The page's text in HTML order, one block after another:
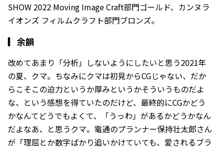
SHOW 2022 Moving Image Craft部門ゴールド、カンヌラ
イオンズ フィルムクラフト部門ブロンズ。
▎ 余韻
改めてあまり「分析」しないようにしたいと思う2021年
の夏、クマ。ちなみにクマは初見からCGじゃない、だか
らこそこの迫力というか厚みというかそういうものだよ
な、という感想を得ていたのだけど、最終的にCGかどう
かなんてどうでもよくて、「うっわ」があるかどうかなん
だよなあ、と思うクマ。電通のプランナー保持壮太郎さん
が「理屈とか数字ばかり追いかけていても、愛されるブラ